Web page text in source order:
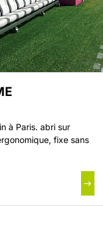
à Paris. abri sur
fixe sans